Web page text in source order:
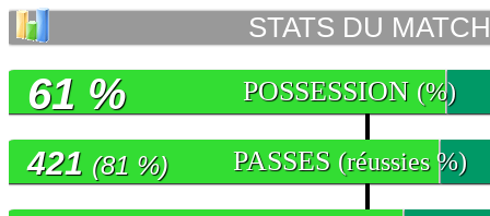
STATS DU MATCH
POSSESSION (%)
61 %
PASSES (réussies %)
421 (81 %)